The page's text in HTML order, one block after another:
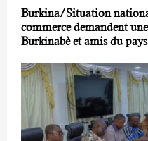
Burkina/Situation
commerce demandent
Burkinabè et amis du pays